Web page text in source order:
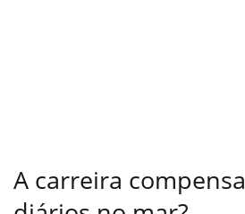
A carreira